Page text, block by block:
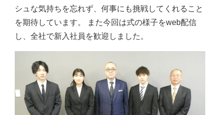
シュな気持ちを忘れず、何事にも挑戦してくれること
を期待しています。 また今回は式の様子をweb配信
し、全社で新入社員を歓迎しました。